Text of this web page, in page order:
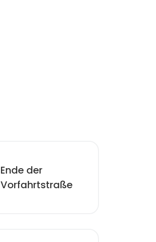
Ende der
Vorfahrtstraße